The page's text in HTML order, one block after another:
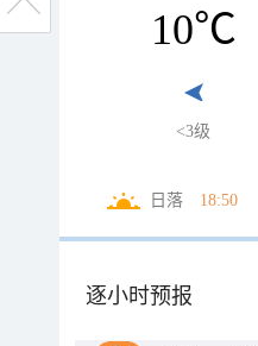
10℃
<3级
日落 18:50
逐小时预报